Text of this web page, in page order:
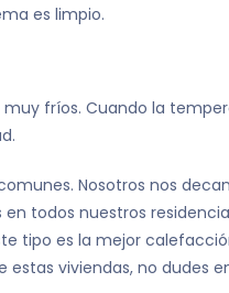
es limpio.
fríos. Cuando la
Nosotros nos
en todos nuestros
tipo es la mejor
estas viviendas, no dudes